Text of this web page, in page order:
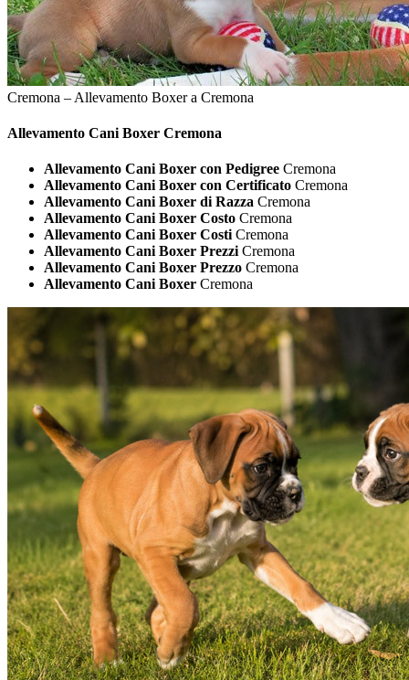
Cremona – Allevamento Boxer a Cremona
Allevamento Cani Boxer Cremona
Allevamento Cani Boxer con Pedigree Cremona
Allevamento Cani Boxer con Certificato Cremona
Allevamento Cani Boxer di Razza Cremona
Allevamento Cani Boxer Costo Cremona
Allevamento Cani Boxer Costi Cremona
Allevamento Cani Boxer Prezzi Cremona
Allevamento Cani Boxer Prezzo Cremona
Allevamento Cani Boxer Cremona